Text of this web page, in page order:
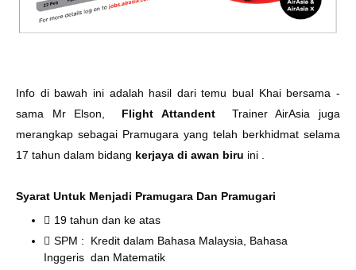
Info di bawah ini adalah hasil dari temu bual Khai bersama -
sama Mr Elson, Flight Attandent Trainer AirAsia juga
merangkap sebagai Pramugara yang telah berkhidmat selama
17 tahun dalam bidang kerjaya di awan biru ini .
Syarat Untuk Menjadi Pramugara Dan Pramugari
19 tahun dan ke atas
SPM : Kredit dalam Bahasa Malaysia, Bahasa
Inggeris dan Matematik